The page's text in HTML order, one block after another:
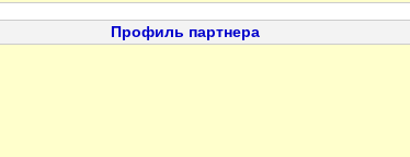
Профиль партнера